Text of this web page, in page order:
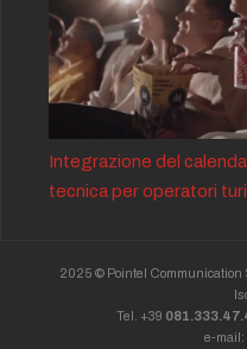
Integrazione del
tecnica per operatori
2025 © Pointel Communication
Tel. +39
e-mail: